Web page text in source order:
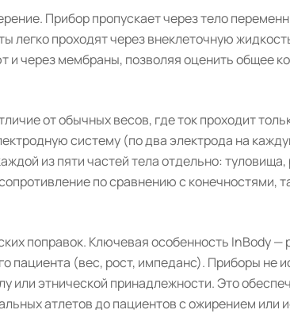
Прибор пропускает через тело
легко проходят через внеклеточную
через мембраны, позволяя оценить общее
от обычных весов, где ток проходит
систему (по два электрода на
из пяти частей тела отдельно: туловища,
по сравнению с конечностями,
поправок. Ключевая особенность InBody —
пациента (вес, рост, импеданс). Приборы не
или этнической принадлежности. Это
атлетов до пациентов с ожирением или